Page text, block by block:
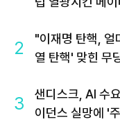
2
"이재명 탄핵, 얼
열 탄핵' 맞힌 무
3
샌디스크, AI 수
이던스 실망에 '